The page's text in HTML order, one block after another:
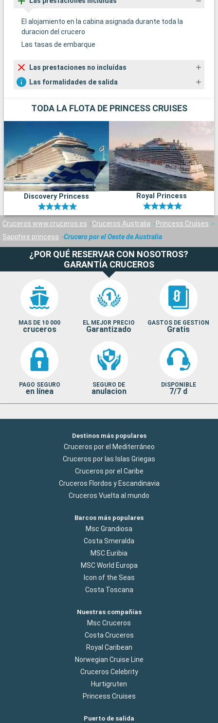
El alojamiento en la cabina asignada durante toda la
duracion del crucero
Las tasas de embarque
Las prestaciones no incluídas
Las formalidades de salida
TODA LA FLOTA DE PRINCESS CRUISES
Discovery Princess Royal Princess
Cruceros www.cruceros.es Cruceros Australia
Princess Cruises
Sapphire princess
Crucero por el Oeste de Australia
¿POR QUÉ RESERVAR CON NOSOTROS?
GARANTÍA CRUCEROS
MAS DE 10 000
cruceros
EL MEJOR PRECIO
Garantizado
GASTOS DE GESTION
Gratis
PAGO SEGURO
en línea
SEGURO DE
anulacion
DISPONIBLE
7/7 d
Destinos más populares
Cruceros por el Mediterráneo
Cruceros por las Islas Griegas
Cruceros por el Caribe
Cruceros Flordos y Escandinavia
Cruceros Vuelta al mundo
Barcos más populares
Msc Grandiosa
Costa Smeralda
MSC Euribia
MSC World Europa
Icon of the Seas
Costa Toscana
Nuestras compañías
Msc Cruceros
Costa Cruceros
Royal Caribean
Norwegian Cruise Line
Cruceros Celebrity
Hurtigruten
Princess Cruises
Puerto de salida